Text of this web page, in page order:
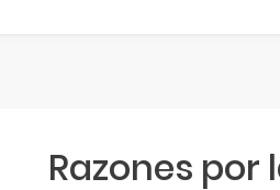
Razones por